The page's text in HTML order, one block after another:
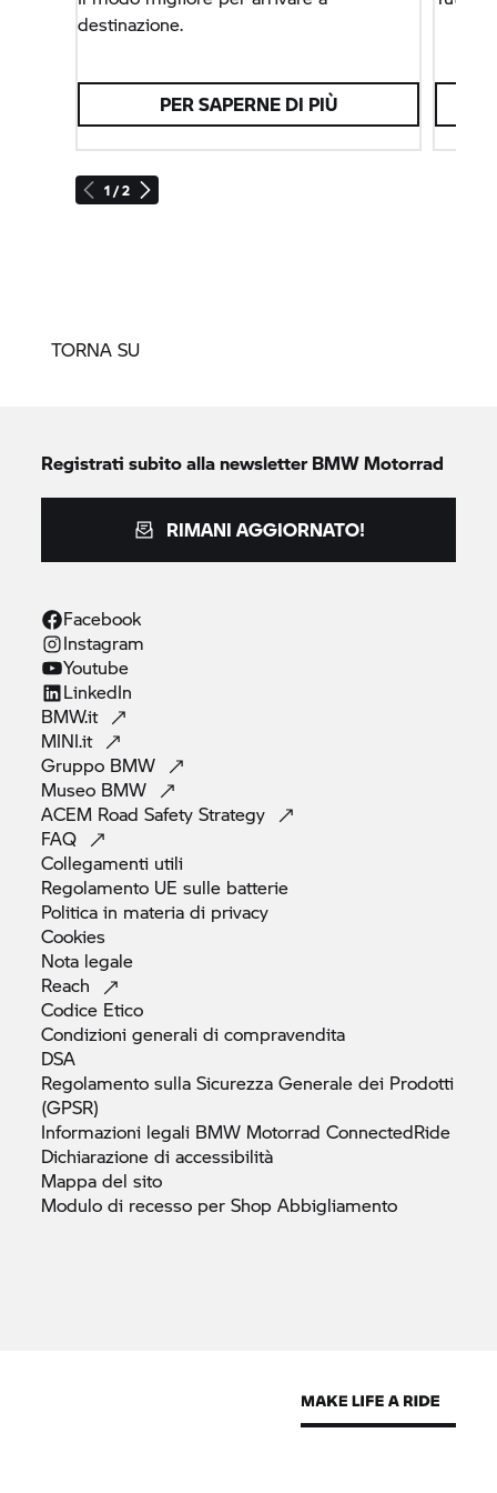
1 / 2
destinazione.
PER SAPERNE DI PIÙ
TORNA SU
Registrati subito alla newsletterBMW Motorrad
RIMANI AGGIORNATO!
Facebook
Instagram
Youtube
LinkedIn
BMW.it
MINI.it
Gruppo BMW
Museo BMW
ACEM Road SafetyStrategy
FAQ
Collegamenti utili
Regolamento UE sulle batterie
Politica in materia di privacy
Cookies
Nota legale
Reach
Codice Etico
Condizioni generali dicompravendita
DSA
Regolamento sulla Sicurezza Generale dei Prodotti
(GPSR)
Informazioni legali BMW Motorrad ConnectedRide
Dichiarazione diaccessibilità
Mappa delsito
Modulo di recesso per ShopAbbigliamento